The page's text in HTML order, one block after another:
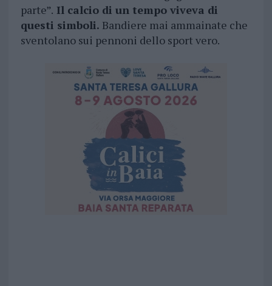
parte”. Il calcio di un tempo viveva di
questi simboli. Bandiere mai ammainate che
sventolano sui pennoni dello sport vero.